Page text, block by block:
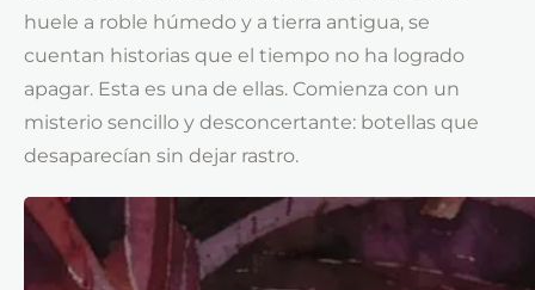
huele a roble húmedo y a tierra antigua, se
cuentan historias que el tiempo no ha logrado
apagar. Esta es una de ellas. Comienza con un
misterio sencillo y desconcertante: botellas que
desaparecían sin dejar rastro.